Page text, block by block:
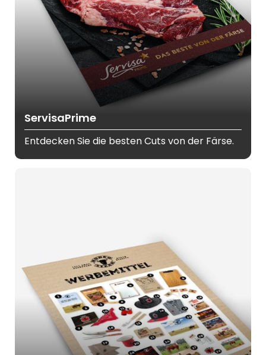
ServisaPrime
Entdecken Sie die besten Cuts von der Färse.